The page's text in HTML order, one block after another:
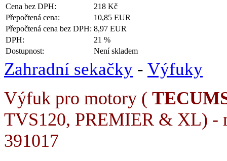
Cena bez DPH:
218 Kč
Přepočtená cena:
10,85 EUR
Přepočtená cena bez DPH: 8,97 EUR
DPH:
21 %
Dostupnost:
Není skladem
Zahradní sekačky - Výfuky
Výfuk pro motory (
TVS120, PREMIER & XL) -
391017